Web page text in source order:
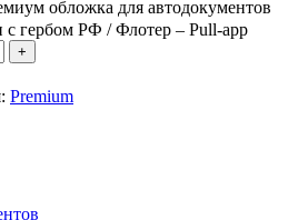
обложка для автодокументов
гербом РФ / Флотер – Pull-app
Premium